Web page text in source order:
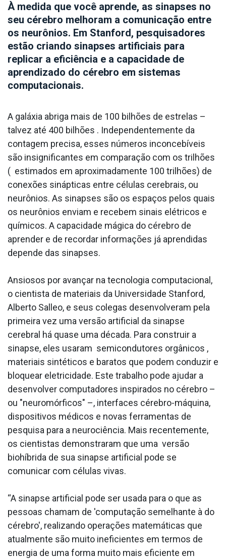
À medida que você aprende, as sinapses no
seu cérebro melhoram a comunicação entre
os neurônios. Em Stanford, pesquisadores
estão criando sinapses artificiais para
replicar a eficiência e a capacidade de
aprendizado do cérebro em sistemas
computacionais.
A galáxia abriga mais de 100 bilhões de estrelas –
talvez até 400 bilhões . Independentemente da
contagem precisa, esses números inconcebíveis
são insignificantes em comparação com os trilhões
( estimados em aproximadamente 100 trilhões) de
conexões sinápticas entre células cerebrais, ou
neurônios. As sinapses são os espaços pelos quais
os neurônios enviam e recebem sinais elétricos e
químicos. A capacidade mágica do cérebro de
aprender e de recordar informações já aprendidas
depende das sinapses.
Ansiosos por avançar na tecnologia computacional,
o cientista de materiais da Universidade Stanford,
Alberto Salleo, e seus colegas desenvolveram pela
primeira vez uma versão artificial da sinapse
cerebral há quase uma década. Para construir a
sinapse, eles usaram semicondutores orgânicos ,
materiais sintéticos e baratos que podem conduzir e
bloquear eletricidade. Este trabalho pode ajudar a
desenvolver computadores inspirados no cérebro –
ou "neuromórficos" –, interfaces cérebro-máquina,
dispositivos médicos e novas ferramentas de
pesquisa para a neurociência. Mais recentemente,
os cientistas demonstraram que uma versão
biohíbrida de sua sinapse artificial pode se
comunicar com células vivas.
“A sinapse artificial pode ser usada para o que as
pessoas chamam de 'computação semelhante à do
cérebro', realizando operações matemáticas que
atualmente são muito ineficientes em termos de
energia de uma forma muito mais eficiente em